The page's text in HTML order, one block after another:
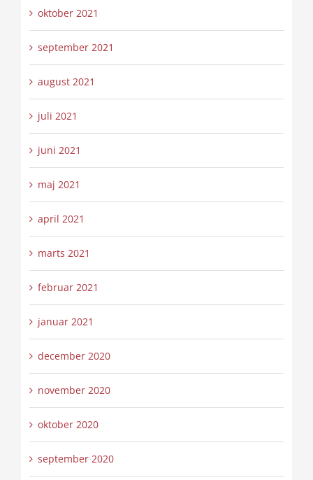
oktober 2021
september 2021
august 2021
juli 2021
juni 2021
maj 2021
april 2021
marts 2021
februar 2021
januar 2021
december 2020
november 2020
oktober 2020
september 2020